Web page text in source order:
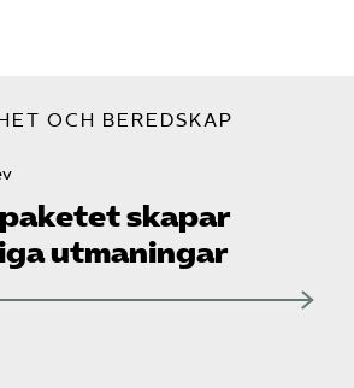
OCH BEREDSKAP
skapar
utmaningar